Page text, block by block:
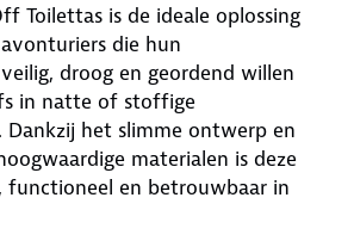
Toilettas is de ideale oplossing
die hun
droog en geordend willen
in natte of stoffige
Dankzij het slimme ontwerp en
materialen is deze
en betrouwbaar in